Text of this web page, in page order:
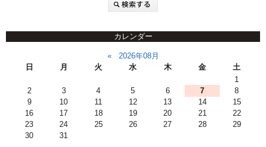
カレンダー
«
2026年08月
日
月 火 水 木 金
土
1
2
3 4 5 6 7
8
9
10 11 12 13 14
15
16
17 18 19 20 21
22
23
24 25 26 27 28
29
30
31